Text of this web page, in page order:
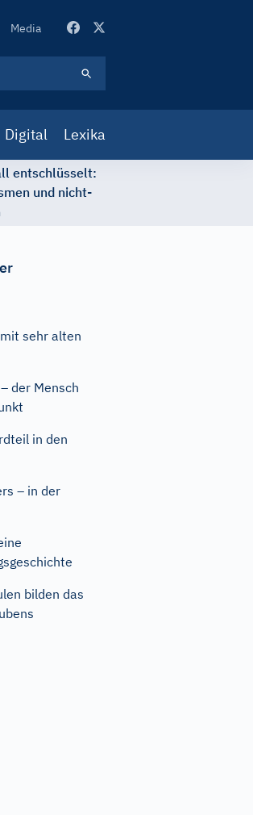
Media
Digital Lexika
entschlüsselt:
und nicht-
sehr alten
der Mensch
in den
– in der
bilden das